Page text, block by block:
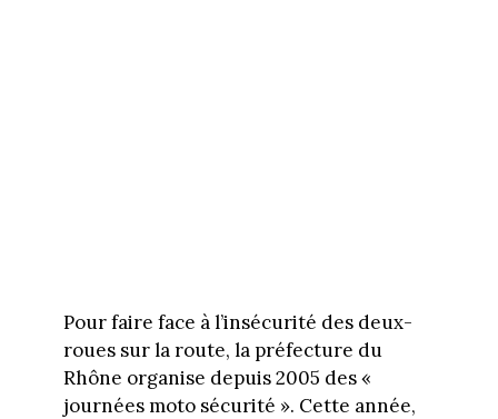
Pour faire face à l’insécurité des deux-
roues sur la route, la préfecture du
Rhône organise depuis 2005 des «
journées moto sécurité ». Cette année,